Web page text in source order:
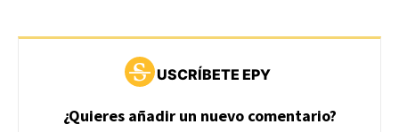
USCRÍBETE EPY
¿Quieres añadir un nuevo comentario?